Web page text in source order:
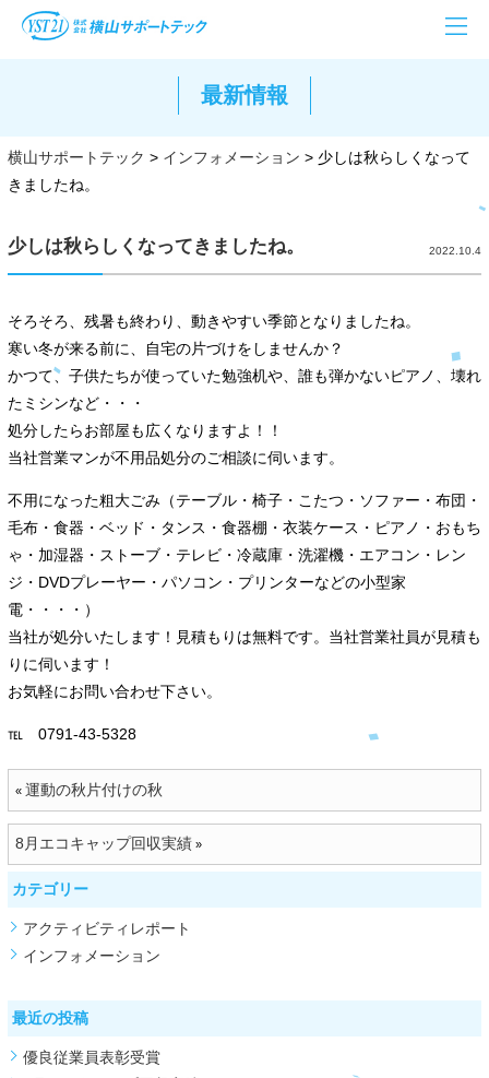
最新情報
横山サポートテック > インフォメーション > 少しは秋らしくなって
きましたね。
少しは秋らしくなってきましたね。 2022.10.4
そろそろ、残暑も終わり、動きやすい季節となりましたね。
寒い冬が来る前に、自宅の片づけをしませんか？
かつて、子供たちが使っていた勉強机や、誰も弾かないピアノ、壊れ
たミシンなど・・・
処分したらお部屋も広くなりますよ！！
当社営業マンが不用品処分のご相談に伺います。
不用になった粗大ごみ（テーブル・椅子・こたつ・ソファー・布団・
毛布・食器・ベッド・タンス・食器棚・衣装ケース・ピアノ・おもち
ゃ・加湿器・ストーブ・テレビ・冷蔵庫・洗濯機・エアコン・レン
ジ・DVDプレーヤー・パソコン・プリンターなどの小型家
電・・・・）
当社が処分いたします！見積もりは無料です。当社営業社員が見積も
りに伺います！
お気軽にお問い合わせ下さい。
℡ 0791-43-5328
« 運動の秋片付けの秋
8月エコキャップ回収実績»
カテゴリー
アクティビティレポート
インフォメーション
最近の投稿
優良従業員表彰受賞